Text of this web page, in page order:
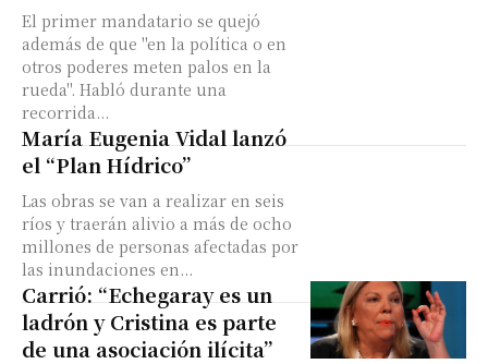
El primer mandatario se quejó
además de que "en la política o en
otros poderes meten palos en la
rueda". Habló durante una
recorrida...
María Eugenia Vidal lanzó
el “Plan Hídrico”
Las obras se van a realizar en seis
ríos y traerán alivio a más de ocho
millones de personas afectadas por
las inundaciones en...
Carrió: “Echegaray es un
ladrón y Cristina es parte
de una asociación ilícita”